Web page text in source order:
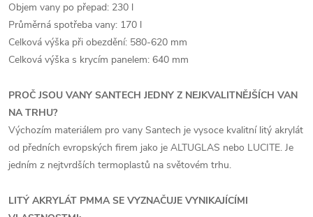
Objem vany po přepad: 230 l
Průměrná spotřeba vany: 170 l
Celková výška při obezdění: 580-620 mm
Celková výška s krycím panelem: 640 mm
PROČ JSOU VANY SANTECH JEDNY Z NEJKVALITNĚJŠÍCH VAN
NA TRHU?
Výchozím materiálem pro vany Santech je vysoce kvalitní litý akrylát
od předních evropských firem jako je ALTUGLAS nebo LUCITE. Je
jedním z nejtvrdších termoplastů na světovém trhu.
LITÝ AKRYLÁT PMMA SE VYZNAČUJE VYNIKAJÍCÍMI